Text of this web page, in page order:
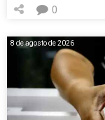
0
8 de agosto de 2026